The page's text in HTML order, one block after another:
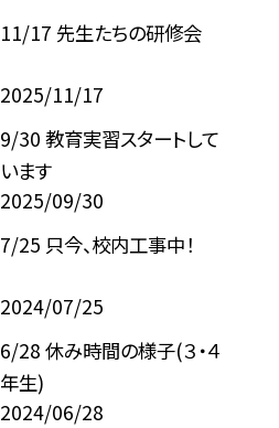
11/17 先生たちの研修会
2025/11/17
9/30 教育実習スタートして
います
2025/09/30
7/25 只今、校内工事中！
2024/07/25
6/28 休み時間の様子(３・４
年生)
2024/06/28